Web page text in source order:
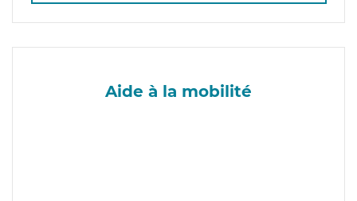
Aide à la mobilité